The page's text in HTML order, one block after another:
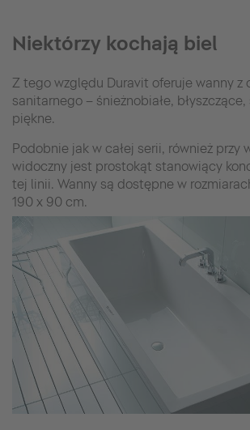
Niektórzy kochają biel
Z tego względu Duravit oferuje wanny z
sanitarnego – śnieżnobiałe, błyszczące,
piękne.
Podobnie jak w całej serii, również przy
widoczny jest prostokąt stanowiący
tej linii. Wanny są dostępne w
190 x 90 cm.